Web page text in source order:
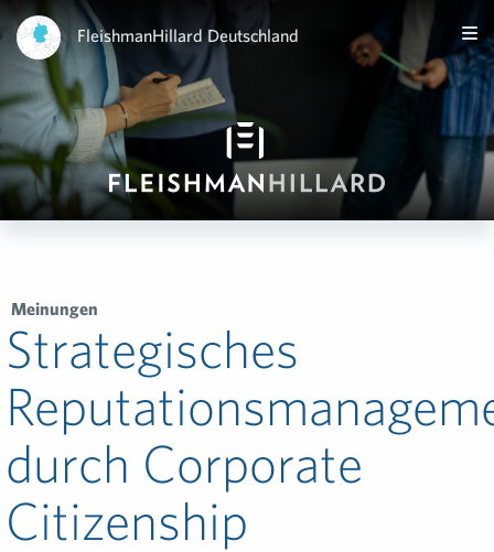
FleishmanHillard Deutschland
Meinungen
Strategisches
durch Corporate
Citizenship